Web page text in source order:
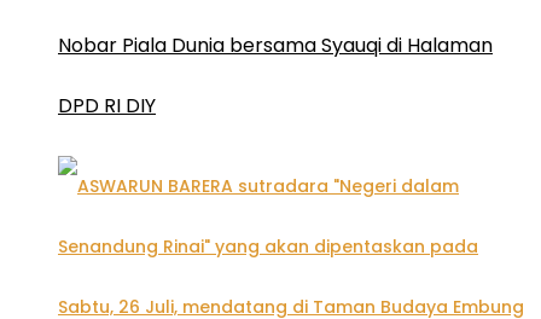
Nobar Piala Dunia bersama Syauqi di Halaman
DPD RI DIY